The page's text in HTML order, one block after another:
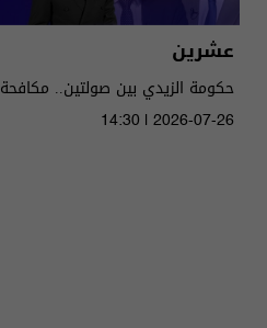
عشرين
حكومة الزيدي بين صولتين.. مكافحة
14:30 | 2026-07-26